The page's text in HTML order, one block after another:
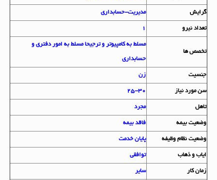
گرايش مدیریت-حسابداری
تعداد نيرو
تخصص ها
مسلط به کامپیوتر و ترجیحا مسلط به امور دفتری و
حسابداری
جنسيت
سن مورد نياز 25-30
تاهل مجرد
وضعيت بيمه فاقد بیمه
وضعيت نظام وظيفه پایان خدمت
اياب و ذهاب توافقی
زمان کار سایر